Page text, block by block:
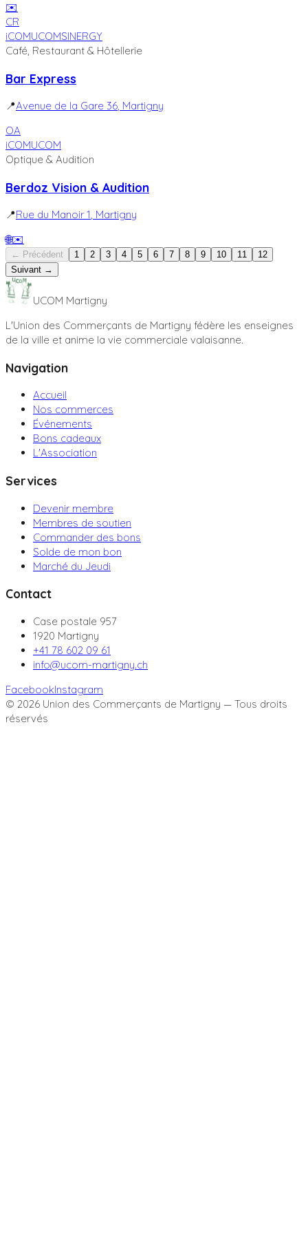
✉️
CR
iCOMUCOMSINERGY
Café, Restaurant & Hôtellerie
Bar Express
📍Avenue de la Gare 36, Martigny
OA
iCOMUCOM
Optique & Audition
Berdoz Vision & Audition
📍Rue du Manoir 1, Martigny
🌐✉️
← Précédent 1 2 3 4 5 6 7 8 9 10 11
12
Suivant →
UCOM Martigny
L'Union des Commerçants de Martigny fédère les enseignes
de la ville et anime la vie commerciale valaisanne.
Navigation
Accueil
Nos commerces
Événements
Bons cadeaux
L'Association
Services
Devenir membre
Membres de soutien
Commander des bons
Solde de mon bon
Marché du Jeudi
Contact
Case postale 957
1920 Martigny
+41 78 602 09 61
info@ucom-martigny.ch
FacebookInstagram
© 2026 Union des Commerçants de Martigny — Tous droits
réservés